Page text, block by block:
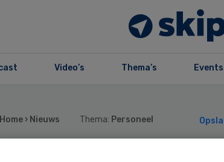
Video’s Thema’s Events
Home › Nieuws Thema: Personeel